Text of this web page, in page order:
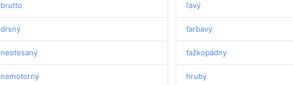
brutto
drsný
neotesaný
nemotorný
ľavý
ťarbavý
ťažkopádny
hrubý